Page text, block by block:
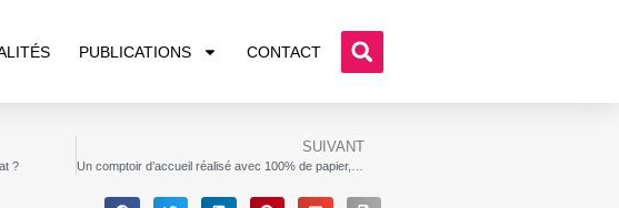
PUBLICATIONS CONTACT
?
SUIVANT